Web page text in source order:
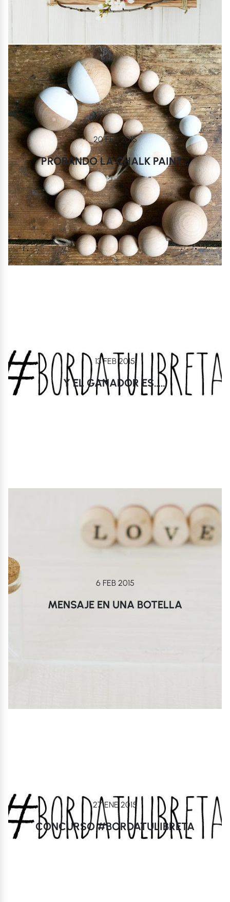
20 FEB 2015
PROBANDO LA CHALK PAINT…
13 FEB 2015
Y EL GANADOR ES……
6 FEB 2015
MENSAJE EN UNA BOTELLA
27 ENE 2015
CONCURSO #BORDATULIBRETA